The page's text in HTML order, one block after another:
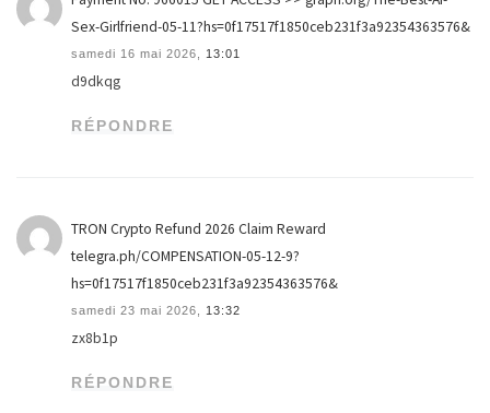
Sex-Girlfriend-05-11?hs=0f17517f1850ceb231f3a92354363576&
samedi 16 mai 2026, 13:01
d9dkqg
RÉPONDRE
TRON Crypto Refund 2026 Claim Reward
telegra.ph/COMPENSATION-05-12-9?
hs=0f17517f1850ceb231f3a92354363576&
samedi 23 mai 2026, 13:32
zx8b1p
RÉPONDRE